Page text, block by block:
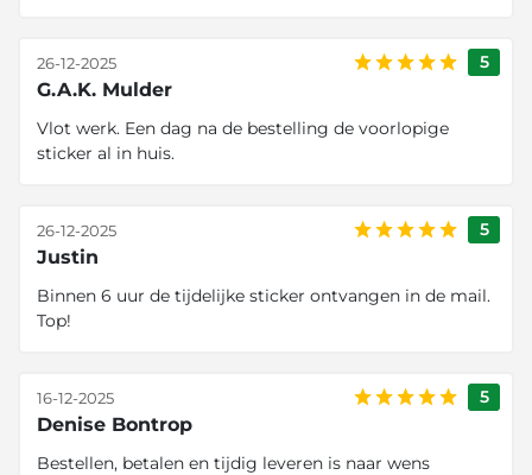
5
G.A.K. Mulder
26-12-2025
Vlot werk. Een dag na de bestelling de voorlopige
sticker al in huis.
5
Justin
26-12-2025
Binnen 6 uur de tijdelijke sticker ontvangen in de mail.
Top!
5
Denise Bontrop
16-12-2025
Bestellen, betalen en tijdig leveren is naar wens